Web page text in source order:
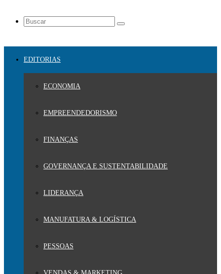
EDITORIAS
ECONOMIA
EMPREENDEDORISMO
FINANÇAS
GOVERNANÇA E SUSTENTABILIDADE
LIDERANÇA
MANUFATURA & LOGÍSTICA
PESSOAS